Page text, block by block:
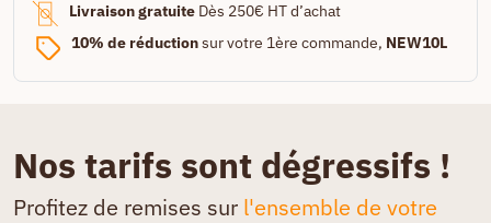
Livraison gratuite Dès 250€ HT d’achat
10% de réductionsur votre 1ère commande, NEW10L
Nos tarifs sont dégressifs !
Profitez de remises sur l'ensemble de votre